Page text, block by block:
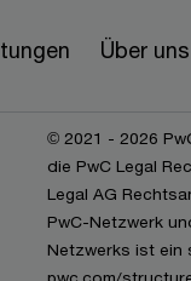
Über uns
© 2021 - 2026
die PwC Legal
Legal AG
PwC-Netzwerk
Netzwerks ist ein